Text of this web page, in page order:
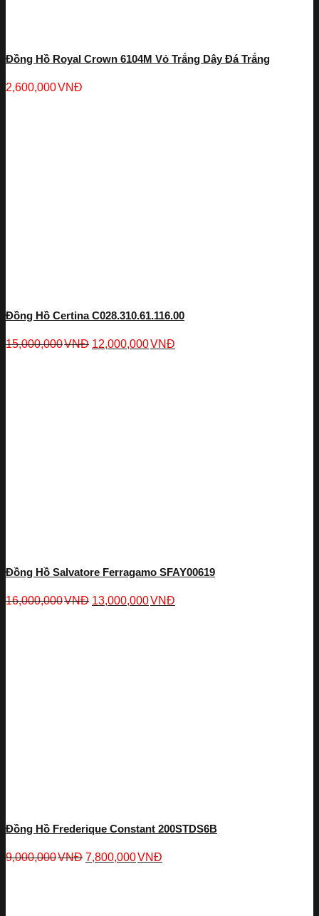
Đồng Hồ Royal Crown 6104M Vỏ Trắng Dây Đá Trắng
2,600,000VNĐ
Đồng Hồ Certina C028.310.61.116.00
15,000,000VNĐ 12,000,000VNĐ
Đồng Hồ Salvatore Ferragamo SFAY00619
16,000,000VNĐ 13,000,000VNĐ
Đồng Hồ Frederique Constant 200STDS6B
9,000,000VNĐ 7,800,000VNĐ